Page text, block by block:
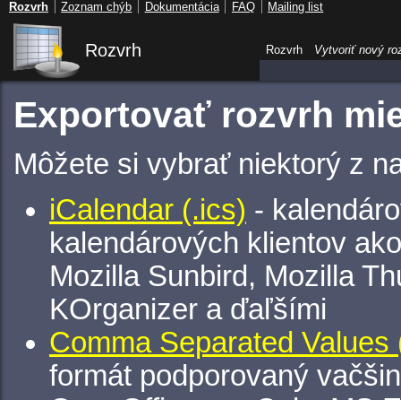
Rozvrh
Exportovať rozvrh
Môžete si vybrať niektorý z
iCalendar (.ics) -
kalendárových klientov
Mozilla Sunbird, Mozilla
KOrganizer a ďaľšími
Comma Separated Values
formát podporovaný
Rozvrh Vytvoriť nový
Rozvrh Zoznam chýb Dokumentácia FAQ Mailing list